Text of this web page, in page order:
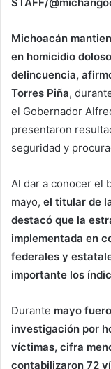
Michoacán
en homicidio
delincuencia,
Torres Piña,
el Gobernador
presentaron
seguridad y
Al dar a conocer el
mayo, el titular de
destacó que la
implementada en
federales y
importante los
Durante mayo
investigación por
víctimas, cifra
contabilizaron 72